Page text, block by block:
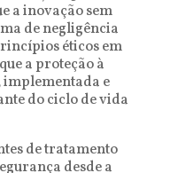
a inovação sem
de negligência
éticos em
a proteção à
e
do ciclo de vida
de tratamento
desde a